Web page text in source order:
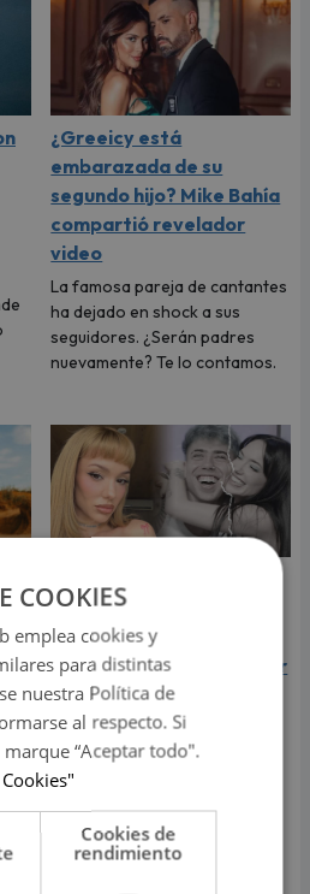
¿Greeicy está
embarazada de su
segundo hijo? Mike Bahía
compartió revelador
video
La famosa pareja de cantantes
ha dejado en shock a sus
seguidores. ¿Serán padres
nuevamente? Te lo contamos.
en
dolorosa verdad de su
ruptura con Luck Ra:
"Pensé que me iba a pedir
matrimonio"
La cantante sorprendió al
revelar que el viaje más
romántico de su vida terminó
dolorosa despedida.
COOKIES
emplea cookies y
para distintas
nuestra Política de
al respecto. Si
“Aceptar todo".
Cookies de
rendimiento